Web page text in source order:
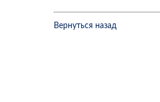
Вернуться назад